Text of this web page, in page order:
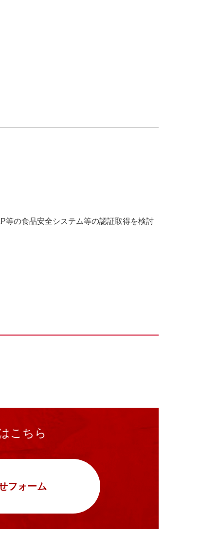
等の食品安全システム等の認証取得を検討
こちら
フォーム